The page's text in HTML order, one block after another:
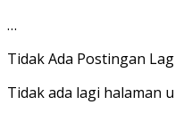
…
Tidak Ada Postingan
Tidak ada lagi halaman